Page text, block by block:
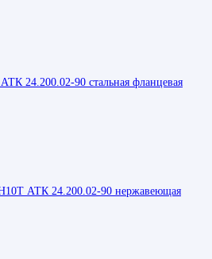
24.200.02-90 стальная фланцевая
АТК 24.200.02-90 нержавеющая